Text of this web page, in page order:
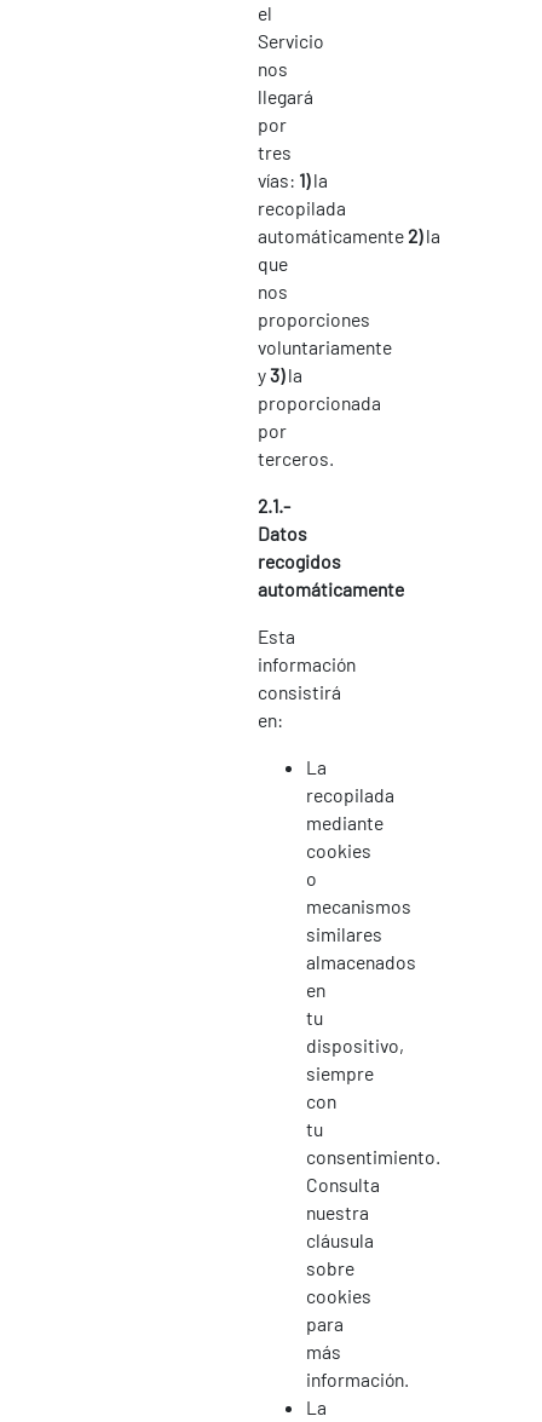
el
Servicio
nos
llegará
por
tres
vías: 1)la
recopilada
automáticamente 2)la
que
nos
proporciones
voluntariamente
y3)la
proporcionada
por
terceros.
2.1.-
Datos
recogidos
automáticamente
Esta
información
consistirá
en:
La
recopilada
mediante
cookies
o
mecanismos
similares
almacenados
en
tu
dispositivo,
siempre
con
tu
consentimiento.
Consulta
nuestra
cláusula
sobre
cookies
para
más
información.
La